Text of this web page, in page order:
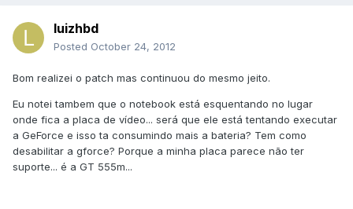
luizhbd
Posted October 24, 2012
Bom realizei o patch mas continuou do mesmo jeito.
Eu notei tambem que o notebook está esquentando no lugar
onde fica a placa de vídeo... será que ele está tentando executar
a GeForce e isso ta consumindo mais a bateria? Tem como
desabilitar a gforce? Porque a minha placa parece não ter
suporte... é a GT 555m...